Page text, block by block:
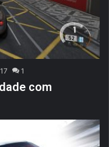
1
com